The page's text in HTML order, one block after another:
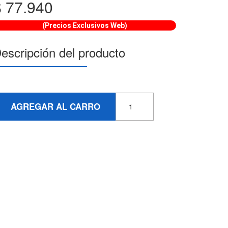
77.940
(Precios Exclusivos Web)
del producto
AGREGAR AL CARRO